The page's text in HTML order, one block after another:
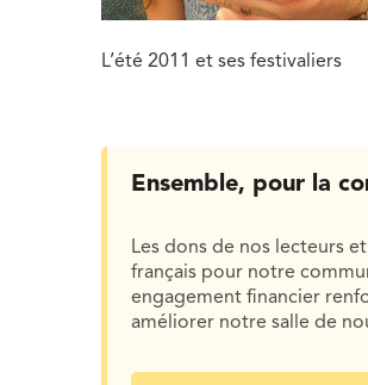
L’été 2011 et ses festivaliers
Ensemble, pour la
Les dons de nos lecteurs
français pour notre
engagement financier
améliorer notre salle de